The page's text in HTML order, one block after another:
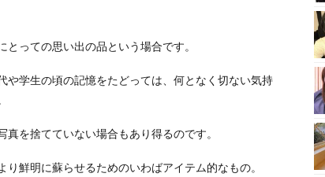
っての思い出の品という場合です。
や学生の頃の記憶をたどっては、何となく切ない気持
を捨てていない場合もあり得るのです。
鮮明に蘇らせるためのいわばアイテム的なもの。